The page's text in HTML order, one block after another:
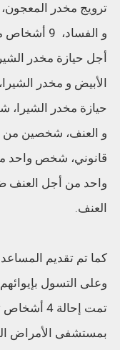
أجل حيازة مخدر
الأبيض و مخدر
حيازة مخدر
و العنف، شخصين من
قانوني، شخص واحد
العنف.
وعلى التسول
تمت إحالة
بمستشفى الأمراض